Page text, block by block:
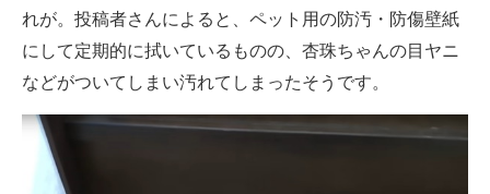
れが。投稿者さんによると、ペット用の防汚・防傷壁紙
にして定期的に拭いているものの、杏珠ちゃんの目ヤニ
などがついてしまい汚れてしまったそうです。